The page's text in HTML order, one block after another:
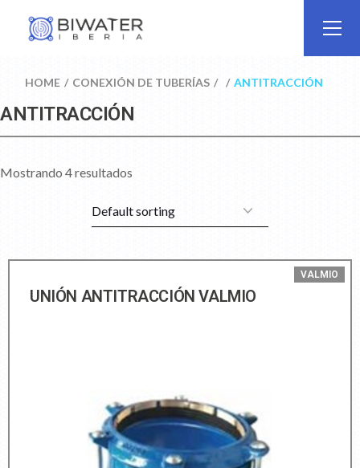
HOME CONEXIÓN DE TUBERÍAS ANTITRACCIÓN
ANTITRACCIÓN
Mostrando 4 resultados
UNIÓN ANTITRACCIÓN VALMIO
VALMIO